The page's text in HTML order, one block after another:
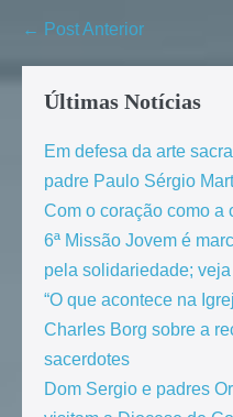
← Post Anterior
Últimas Notícias
Em defesa da arte
padre Paulo Sérgio
Com o coração como a
6ª Missão Jovem é
pela solidariedade;
“O que acontece na
Charles Borg sobre a
sacerdotes
Dom Sergio e padres